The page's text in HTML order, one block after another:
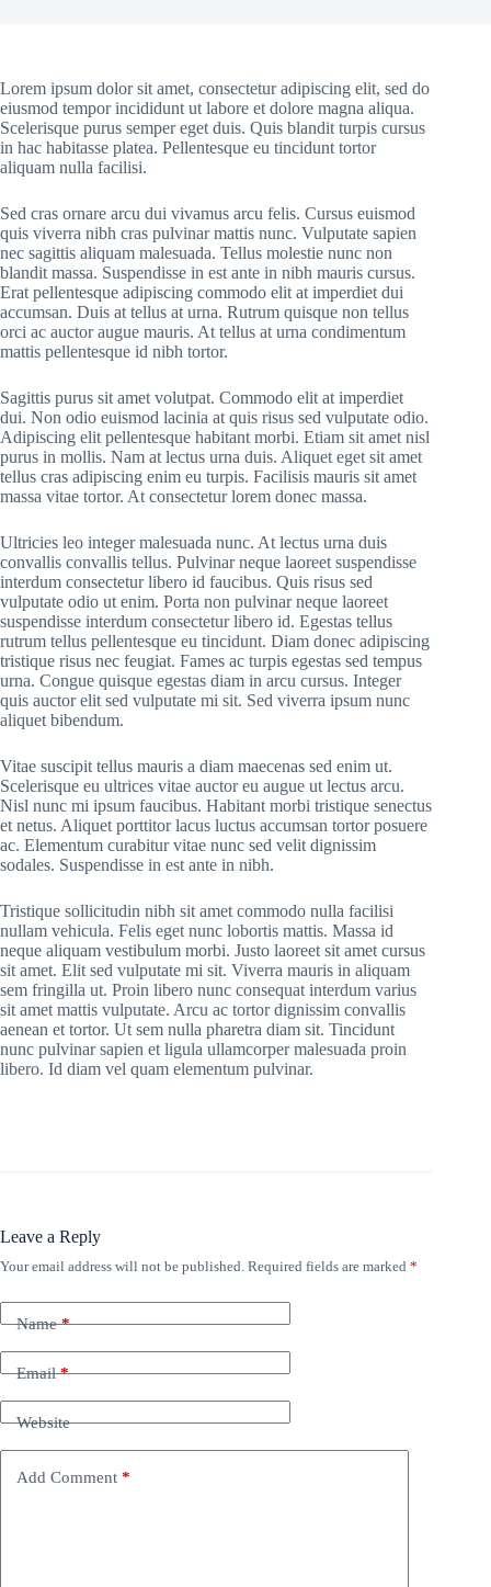
Lorem ipsum dolor sit amet, consectetur adipiscing elit, sed do
eiusmod tempor incididunt ut labore et dolore magna aliqua.
Scelerisque purus semper eget duis. Quis blandit turpis cursus
in hac habitasse platea. Pellentesque eu tincidunt tortor
aliquam nulla facilisi.
Sed cras ornare arcu dui vivamus arcu felis. Cursus euismod
quis viverra nibh cras pulvinar mattis nunc. Vulputate sapien
nec sagittis aliquam malesuada. Tellus molestie nunc non
blandit massa. Suspendisse in est ante in nibh mauris cursus.
Erat pellentesque adipiscing commodo elit at imperdiet dui
accumsan. Duis at tellus at urna. Rutrum quisque non tellus
orci ac auctor augue mauris. At tellus at urna condimentum
mattis pellentesque id nibh tortor.
Sagittis purus sit amet volutpat. Commodo elit at imperdiet
dui. Non odio euismod lacinia at quis risus sed vulputate odio.
Adipiscing elit pellentesque habitant morbi. Etiam sit amet nisl
purus in mollis. Nam at lectus urna duis. Aliquet eget sit amet
tellus cras adipiscing enim eu turpis. Facilisis mauris sit amet
massa vitae tortor. At consectetur lorem donec massa.
Ultricies leo integer malesuada nunc. At lectus urna duis
convallis convallis tellus. Pulvinar neque laoreet suspendisse
interdum consectetur libero id faucibus. Quis risus sed
vulputate odio ut enim. Porta non pulvinar neque laoreet
suspendisse interdum consectetur libero id. Egestas tellus
rutrum tellus pellentesque eu tincidunt. Diam donec adipiscing
tristique risus nec feugiat. Fames ac turpis egestas sed tempus
urna. Congue quisque egestas diam in arcu cursus. Integer
quis auctor elit sed vulputate mi sit. Sed viverra ipsum nunc
aliquet bibendum.
Vitae suscipit tellus mauris a diam maecenas sed enim ut.
Scelerisque eu ultrices vitae auctor eu augue ut lectus arcu.
Nisl nunc mi ipsum faucibus. Habitant morbi tristique senectus
et netus. Aliquet porttitor lacus luctus accumsan tortor posuere
ac. Elementum curabitur vitae nunc sed velit dignissim
sodales. Suspendisse in est ante in nibh.
Tristique sollicitudin nibh sit amet commodo nulla facilisi
nullam vehicula. Felis eget nunc lobortis mattis. Massa id
neque aliquam vestibulum morbi. Justo laoreet sit amet cursus
sit amet. Elit sed vulputate mi sit. Viverra mauris in aliquam
sem fringilla ut. Proin libero nunc consequat interdum varius
sit amet mattis vulputate. Arcu ac tortor dignissim convallis
aenean et tortor. Ut sem nulla pharetra diam sit. Tincidunt
nunc pulvinar sapien et ligula ullamcorper malesuada proin
libero. Id diam vel quam elementum pulvinar.
Leave a Reply
Your email address will not be published. Required fields are marked *
Name*
Email*
Website
Add Comment *